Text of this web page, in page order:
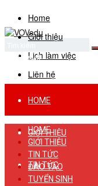
Home
Giới thiệu
Lịch làm việc
Liên hệ
No Result
View All Result
HOME
GIỚI THIỆU
TIN TỨC
HOME
GIỚI THIỆU
TIN TỨC
ĐÀO TẠO
TUYỂN SINH